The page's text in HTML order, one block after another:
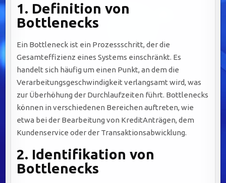
1. Definition von
Bottlenecks
Ein Bottleneck ist ein Prozessschritt, der die
Gesamteffizienz eines Systems einschränkt. Es
handelt sich häufig um einen Punkt, an dem die
Verarbeitungsgeschwindigkeit verlangsamt wird, was
zur Überhöhung der Durchlaufzeiten führt. Bottlenecks
können in verschiedenen Bereichen auftreten, wie
etwa bei der Bearbeitung von KreditAnträgen, dem
Kundenservice oder der Transaktionsabwicklung.
2. Identifikation von
Bottlenecks